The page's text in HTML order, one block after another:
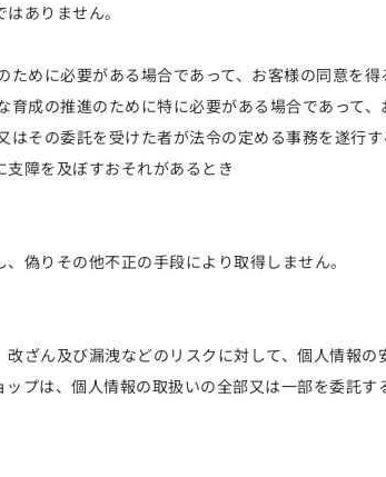
ありません。
ために必要がある場合であって、お客様の同意を
育成の推進のために特に必要がある場合であって
はその委託を受けた者が法令の定める事務を遂行
障を及ぼすおそれがあるとき
偽りその他不正の手段により取得しません。
ざん及び漏洩などのリスクに対して、個人情報
プは、個人情報の取扱いの全部又は一部を委託